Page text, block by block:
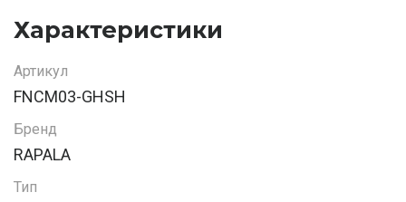
Характеристики
Артикул
FNCM03-GHSH
Бренд
RAPALA
Тип